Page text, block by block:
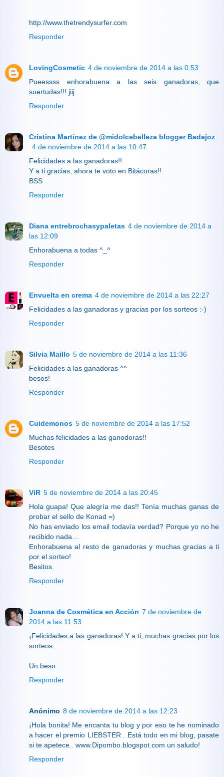
http://www.thetrendysurfer.com
Responder
LovingCosmetic 4 de noviembre de 2014 a las 0:53
Pueessss enhorabuena a las seis ganadoras, que
suertudas!!! jiij
Responder
Cristina Martínez de @midolcebelleza blogger Badajoz
4 de noviembre de 2014 a las 10:47
Felicidades a las ganadoras!!
Y a ti gracias, ahora te voto en Bitácoras!!
BSS
Responder
Diana entrebrochasypaletas 4 de noviembre de 2014 a
las 12:09
Enhorabuena a todas ^_^
Responder
Envuelta en crema 4 de noviembre de 2014 a las 22:27
Felicidades a las ganadoras y gracias por los sorteos :-)
Responder
Silvia Maillo 5 de noviembre de 2014 a las 11:36
Felicidades a las ganadoras ^^
besos!
Responder
Cuidemonos 5 de noviembre de 2014 a las 17:52
Muchas felicidades a las ganodoras!!
Besotes
Responder
ViR 5 de noviembre de 2014 a las 20:45
Hola guapa! Que alegría me das!! Tenía muchas ganas de
probar el sello de Konad =)
No has enviado los email todavía verdad? Porque yo no he
recibido nada...
Enhorabuena al resto de ganadoras y muchas gracias a ti
por el sorteo!
Besitos.
Responder
Joanna de Cosmética en Acción 7 de noviembre de
2014 a las 11:53
¡Felicidades a las ganadoras! Y a ti, muchas gracias por los
sorteos.
Un beso
Responder
Anónimo 8 de noviembre de 2014 a las 12:23
¡Hola bonita! Me encanta tu blog y por eso te he nominado
a hacer el premio LIEBSTER . Está todo en mi blog, pasate
si te apetece.. www.Dipombo.blogspot.com un saludo!
Responder